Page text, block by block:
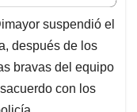
suspendió el
después de los
bravas del equipo
con los